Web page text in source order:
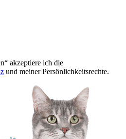
akzeptiere ich die
und meiner Persönlichkeitsrechte.